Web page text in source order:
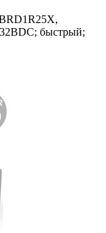
32ВDC; быстрый;